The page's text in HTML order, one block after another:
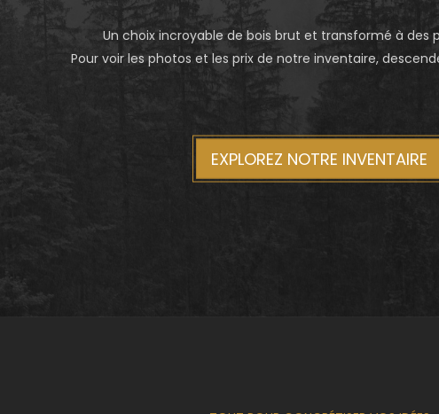
Un choix incroyable de bois brut et transformé à des
Pour voir les photos et les prix de notre inventaire,
EXPLOREZ NOTRE INVENTAIRE